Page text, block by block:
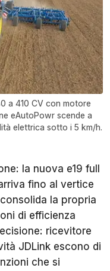
a 410 CV con motore
eAutoPowr scende a
elettrica sotto i 5 km/h.
la nuova e19 full
fino al vertice
la propria
di efficienza
ricevitore
JDLink escono di
che si